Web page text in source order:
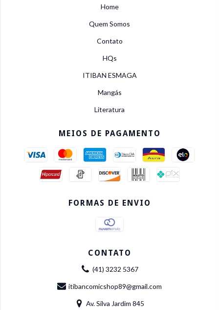
Home
Quem Somos
Contato
HQs
ITIBAN ESMAGA
Mangás
Literatura
MEIOS DE PAGAMENTO
FORMAS DE ENVIO
CONTATO
(41) 3232 5367
itibancomicshop89@gmail.com
Av. Silva Jardim 845